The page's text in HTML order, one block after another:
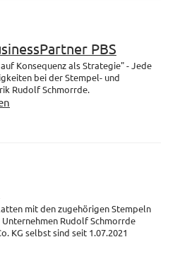
PBS
Konsequenz als Strategie" - Jede
bei der Stempel- und
Rudolf Schmorrde.
mit den zugehörigen Stempeln
Rudolf Schmorrde
KG selbst sind seit 1.07.2021